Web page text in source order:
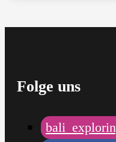
Folge uns